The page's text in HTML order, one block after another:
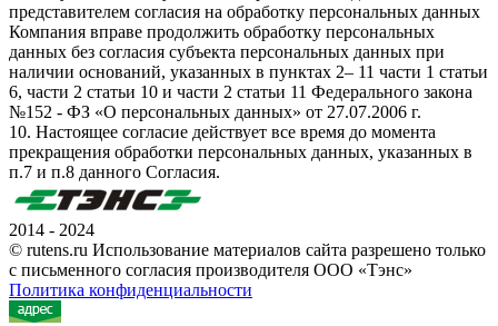
представителем согласия на обработку персональных данных
Компания вправе продолжить обработку персональных
данных без согласия субъекта персональных данных при
наличии оснований, указанных в пунктах 2– 11 части 1 статьи
6, части 2 статьи 10 и части 2 статьи 11 Федерального закона
№152 - ФЗ «О персональных данных» от 27.07.2006 г.
10. Настоящее согласие действует все время до момента
прекращения обработки персональных данных, указанных в
п.7 и п.8 данного Согласия.
2014 - 2024
© rutens.ru Использование материалов сайта разрешено только
с письменного согласия производителя ООО «Тэнс»
Политика конфиденциальности